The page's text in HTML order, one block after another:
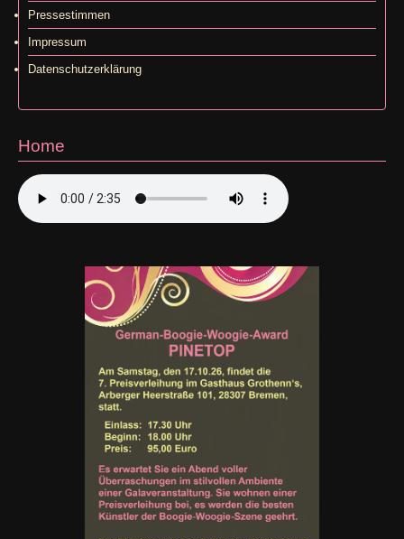
Pressestimmen
Impressum
Datenschutzerklärung
Home